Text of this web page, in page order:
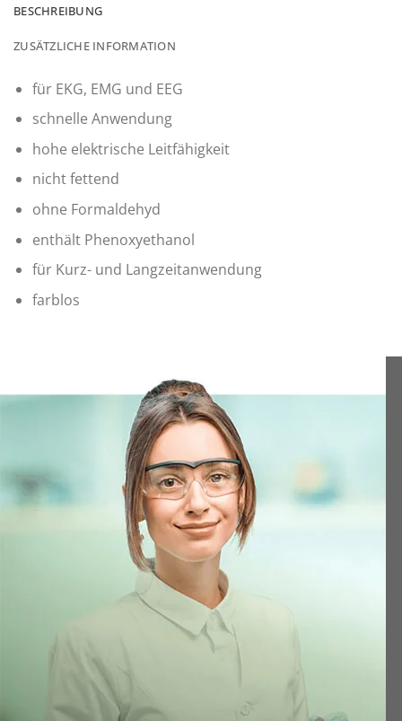
BESCHREIBUNG
ZUSÄTZLICHE INFORMATION
für EKG, EMG und EEG
schnelle Anwendung
hohe elektrische Leitfähigkeit
nicht fettend
ohne Formaldehyd
enthält Phenoxyethanol
für Kurz- und Langzeitanwendung
farblos